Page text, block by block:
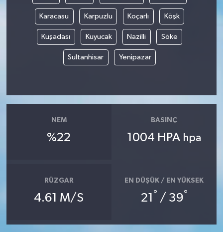
Karacasu Karpuzlu Koçarlı Köşk
Kuşadası Kuyucak Nazilli Söke
Sultanhisar Yenipazar
NEM
%22
BASINÇ
1004 HPA hpa
RÜZGAR
4.61 M/S
EN DÜŞÜK / EN YÜKSEK
21 ° / 39°